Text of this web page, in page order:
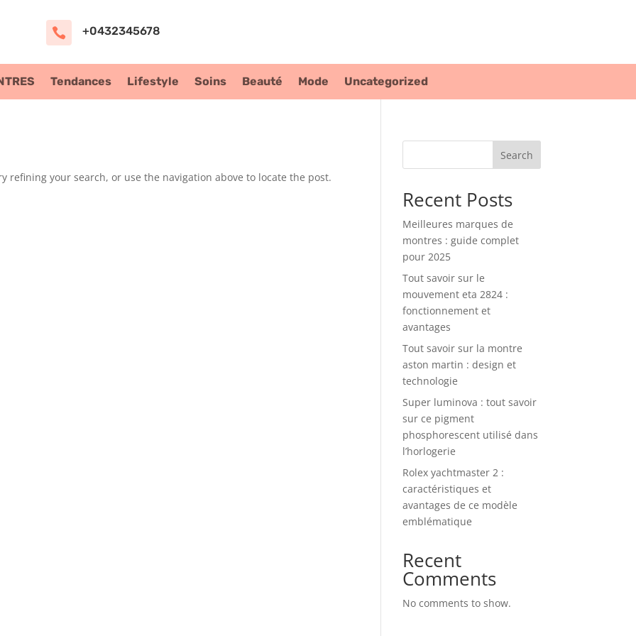
 +0432345678
Tendances Lifestyle Soins Beauté Mode Uncategorized
refining your search, or use the navigation above to locate the post.
Search
Recent Posts
Meilleures marques de
montres : guide complet
pour 2025
Tout savoir sur le
mouvement eta 2824 :
fonctionnement et
avantages
Tout savoir sur la montre
aston martin : design et
technologie
Super luminova : tout savoir
sur ce pigment
phosphorescent utilisé dans
l’horlogerie
Rolex yachtmaster 2 :
caractéristiques et
avantages de ce modèle
emblématique
Recent
Comments
No comments to show.